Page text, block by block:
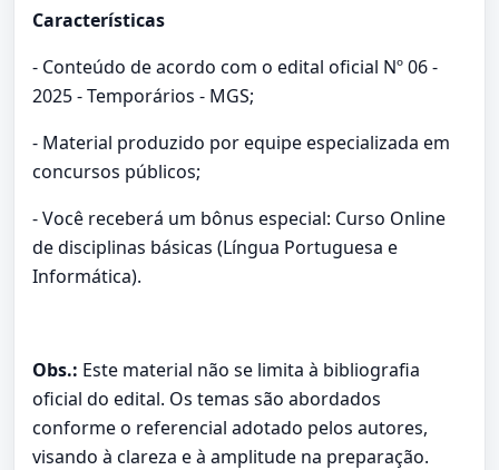
Características
- Conteúdo de acordo com o edital oficial Nº 06 -
2025 - Temporários - MGS;
- Material produzido por equipe especializada em
concursos públicos;
- Você receberá um bônus especial: Curso Online
de disciplinas básicas (Língua Portuguesa e
Informática).
Obs.: Este material não se limita à bibliografia
oficial do edital. Os temas são abordados
conforme o referencial adotado pelos autores,
visando à clareza e à amplitude na preparação.